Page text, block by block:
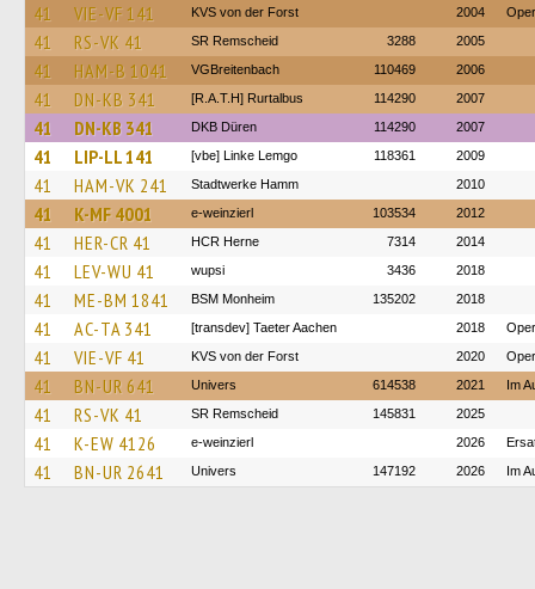
41 VIE-VF 141 KVS von der Forst 2004
41 RS-VK 41 SR Remscheid 3288 2005
41 HAM-B 1041 VGBreitenbach 110469 2006
41 DN-KB 341 [R.A.T.H] Rurtalbus 114290 2007
41 DN-KB 341 DKB Düren 114290 2007
41 LIP-LL 141 [vbe] Linke Lemgo 118361 2009
41 HAM-VK 241 Stadtwerke Hamm 2010
41 K-MF 4001 e-weinzierl 103534 2012
41 HER-CR 41 HCR Herne 7314 2014
41 LEV-WU 41 wupsi 3436 2018
41 ME-BM 1841 BSM Monheim 135202 2018
41 AC-TA 341 [transdev] Taeter Aachen 2018
41 VIE-VF 41 KVS von der Forst 2020
41 BN-UR 641 Univers 614538 2021 Im
41 RS-VK 41 SR Remscheid 145831 2025
41 K-EW 4126 e-weinzierl 2026
41 BN-UR 2641 Univers 147192 2026 Im